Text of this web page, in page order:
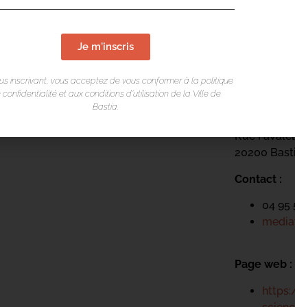
Rue
20200
Contact :
04 95
Page web :
Je m'inscris
inscrivant, vous acceptez de vous conformer à la politique
confidentialité et aux conditions d’utilisation de la Ville de
Bastia.